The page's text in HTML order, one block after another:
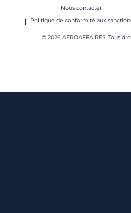
Nous contacter
Politique de conformité aux
© 2026 AEROAFFAIRES. Tous